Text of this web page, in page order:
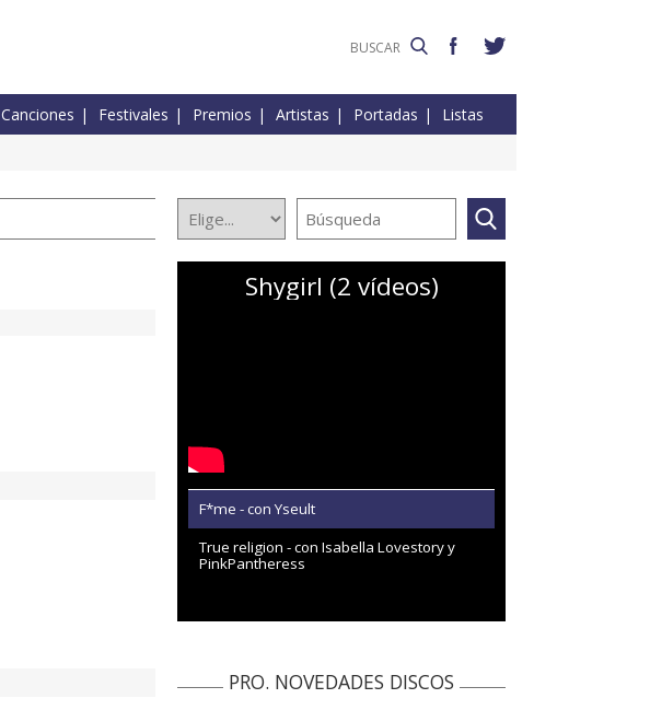
Canciones Festivales Premios Artistas Portadas Listas
Shygirl (2 vídeos)
F*me - con Yseult
True religion - con Isabella Lovestory y
PinkPantheress
PRO. NOVEDADES DISCOS